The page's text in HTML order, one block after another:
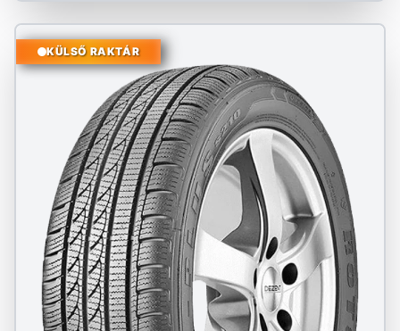
KÜLSŐ RAKTÁR